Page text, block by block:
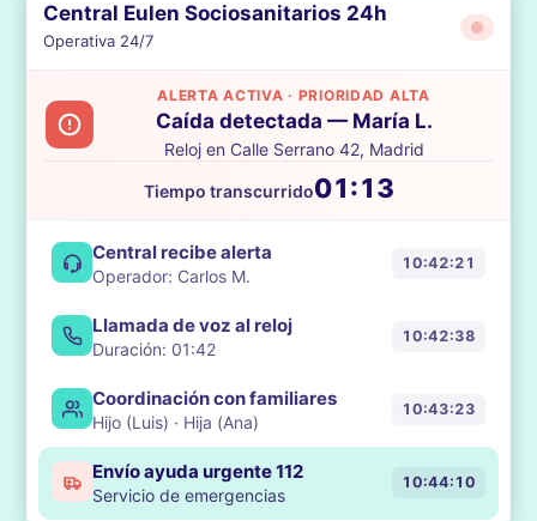
Central Eulen Sociosanitarios 24h
Operativa 24/7
ALERTA ACTIVA · PRIORIDAD ALTA
Caída detectada — María L.
Reloj en Calle Serrano 42, Madrid
Tiempo transcurrido00:22
Central recibe alerta
Operador: Carlos M.
10:42:21
Llamada de voz al reloj
Duración: 01:42
10:42:38
Coordinación con familiares
Hijo (Luis) · Hija (Ana)
10:43:23
Envío ayuda urgente 112
Servicio de emergencias
10:44:10